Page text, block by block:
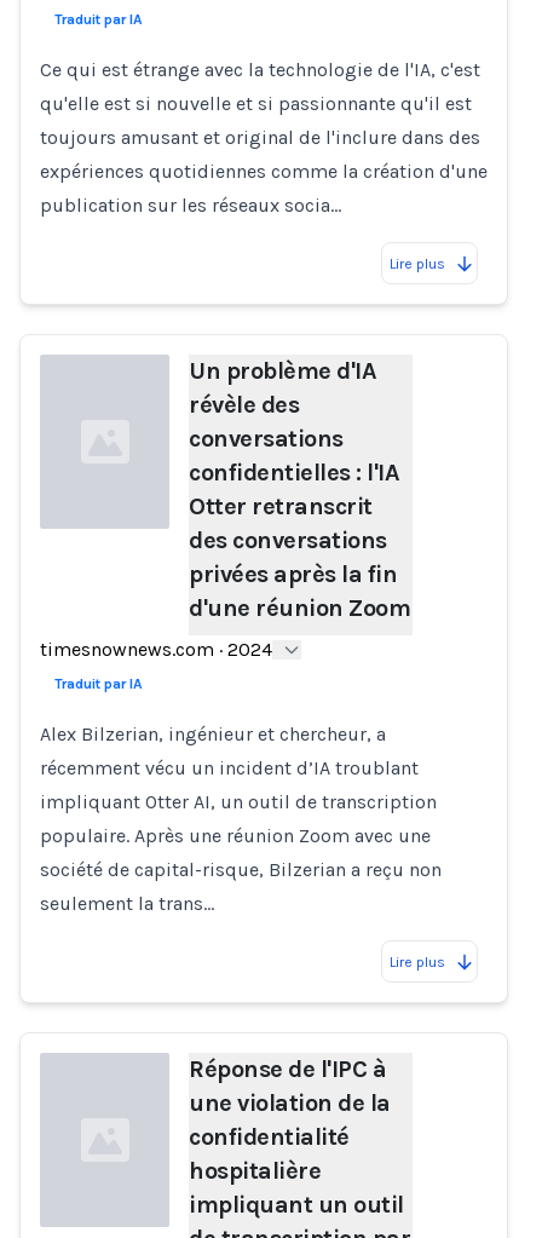
Traduit par IA
Ce qui est étrange avec la technologie de l'IA, c'est
qu'elle est si nouvelle et si passionnante qu'il est
toujours amusant et original de l'inclure dans des
expériences quotidiennes comme la création d'une
publication sur les réseaux socia…
Lire plus
Un problème d'IA
révèle des
conversations
confidentielles : l'IA
Otter retranscrit
des conversations
privées après la fin
d'une réunion Zoom
timesnownews.com · 2024
Traduit par IA
Alex Bilzerian, ingénieur et chercheur, a
récemment vécu un incident d’IA troublant
impliquant Otter AI, un outil de transcription
populaire. Après une réunion Zoom avec une
société de capital-risque, Bilzerian a reçu non
seulement la trans…
Lire plus
Réponse de l'IPC à
une violation de la
confidentialité
hospitalière
impliquant un outil